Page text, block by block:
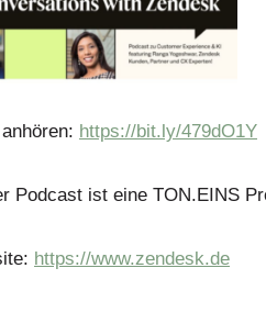
https://bit.ly/479dO1Y
Podcast ist eine TON.EINS
https://www.zendesk.de